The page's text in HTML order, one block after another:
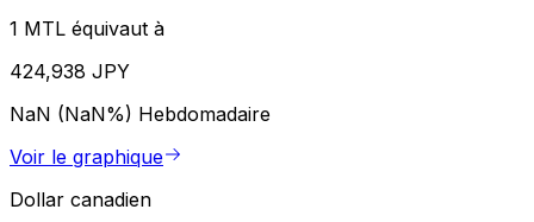
1 MTL équivaut à
424,938 JPY
NaN (NaN%) Hebdomadaire
Voir le graphique
Dollar canadien